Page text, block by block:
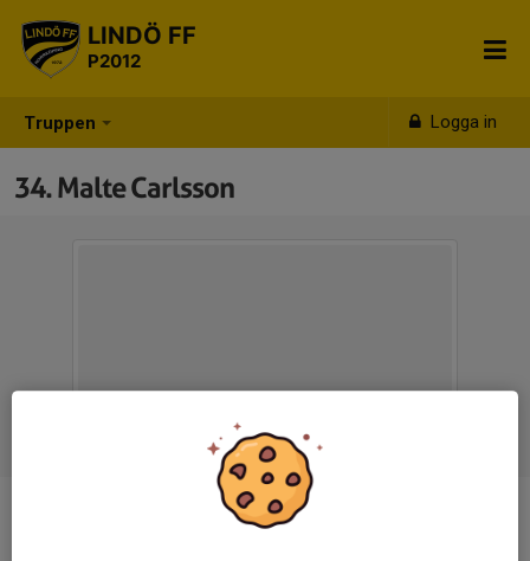
Truppen Logga in
LINDÖ FF
P2012
34. Malte Carlsson